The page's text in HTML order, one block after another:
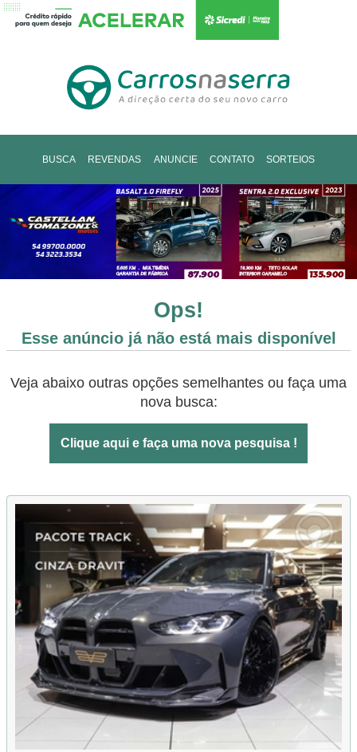
BUSCA REVENDAS ANUNCIE CONTATO SORTEIOS
Ops!
Esse anúncio já não está mais disponível
Veja abaixo outras opções semelhantes ou faça uma
nova busca:
Clique aqui e faça uma nova pesquisa !